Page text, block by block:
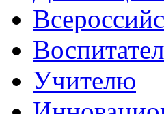
Учителю